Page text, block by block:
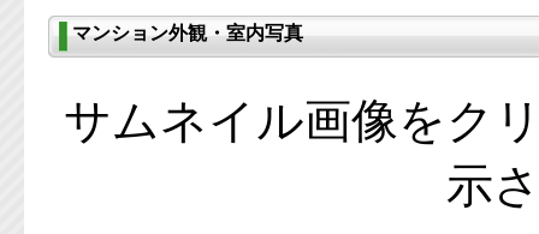
マンション外観・室内写真
サムネイル画像をク
示